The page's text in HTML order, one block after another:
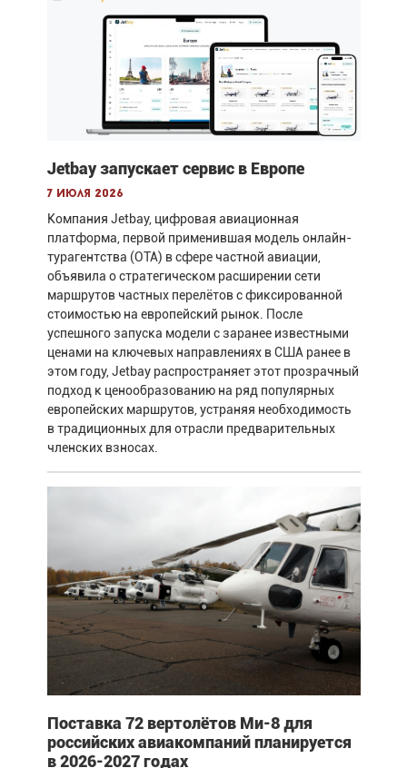
Jetbay запускает сервис в Европе
7 июля 2026
Компания Jetbay, цифровая авиационная
платформа, первой применившая модель онлайн-
турагентства (OTA) в сфере частной авиации,
объявила о стратегическом расширении сети
маршрутов частных перелётов с фиксированной
стоимостью на европейский рынок. После
успешного запуска модели с заранее известными
ценами на ключевых направлениях в США ранее в
этом году, Jetbay распространяет этот прозрачный
подход к ценообразованию на ряд популярных
европейских маршрутов, устраняя необходимость
в традиционных для отрасли предварительных
членских взносах.
Поставка 72 вертолётов Ми-8 для
российских авиакомпаний планируется
в 2026-2027 годах